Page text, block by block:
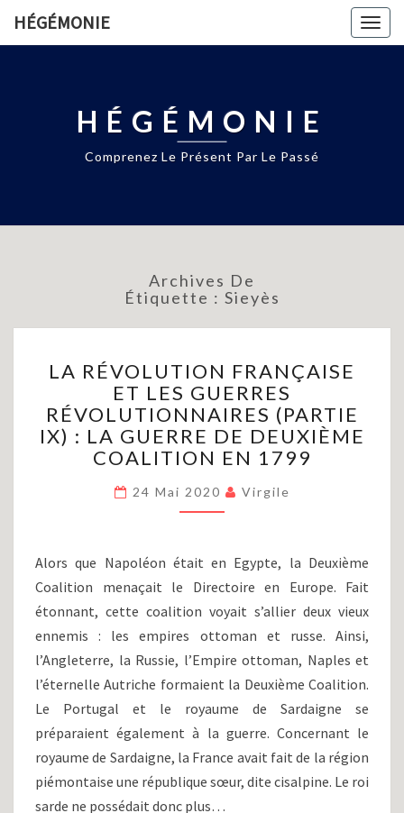
HÉGÉMONIE
HÉGÉMONIE
Comprenez Le Présent Par Le Passé
Archives De
Étiquette : Sieyès
RÉVOLUTION
FRANÇAISE
ET
LES
GUERRES
RÉVOLUTIONNAIRES
(PARTIE
IX)
GUERRE
DE
DEUXIÈME
COALITION
1799
LA RÉVOLUTION FRANÇAISE
ET LES GUERRES
RÉVOLUTIONNAIRES (PARTIE
IX) : LA GUERRE DE DEUXIÈME
COALITION EN 1799
24 Mai 2020 Virgile
Alors que Napoléon était en Egypte, la Deuxième
Coalition menaçait le Directoire en Europe. Fait
étonnant, cette coalition voyait s’allier deux vieux
ennemis : les empires ottoman et russe. Ainsi,
l’Angleterre, la Russie, l’Empire ottoman, Naples et
l’éternelle Autriche formaient la Deuxième Coalition.
Le Portugal et le royaume de Sardaigne se
préparaient également à la guerre. Concernant le
royaume de Sardaigne, la France avait fait de la région
piémontaise une république sœur, dite cisalpine. Le roi
sarde ne possédait donc plus…